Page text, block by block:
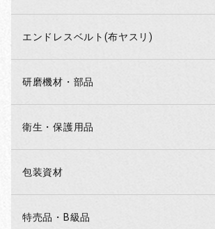
エンドレスベルト(布ヤスリ)
研磨機材・部品
衛生・保護用品
包装資材
特売品・B級品